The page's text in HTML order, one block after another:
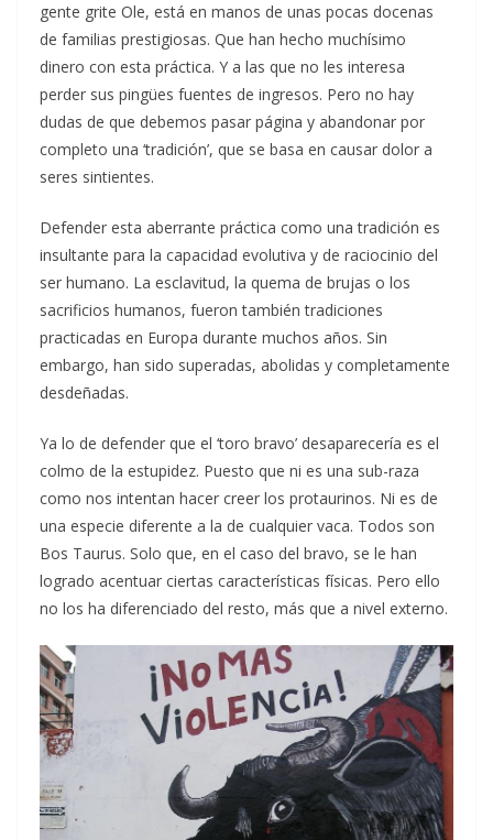
gente grite Ole, está en manos de unas pocas docenas
de familias prestigiosas. Que han hecho muchísimo
dinero con esta práctica. Y a las que no les interesa
perder sus pingües fuentes de ingresos. Pero no hay
dudas de que debemos pasar página y abandonar por
completo una ‘tradición’, que se basa en causar dolor a
seres sintientes.
Defender esta aberrante práctica como una tradición es
insultante para la capacidad evolutiva y de raciocinio del
ser humano. La esclavitud, la quema de brujas o los
sacrificios humanos, fueron también tradiciones
practicadas en Europa durante muchos años. Sin
embargo, han sido superadas, abolidas y completamente
desdeñadas.
Ya lo de defender que el ‘toro bravo’ desaparecería es el
colmo de la estupidez. Puesto que ni es una sub-raza
como nos intentan hacer creer los protaurinos. Ni es de
una especie diferente a la de cualquier vaca. Todos son
Bos Taurus. Solo que, en el caso del bravo, se le han
logrado acentuar ciertas características físicas. Pero ello
no los ha diferenciado del resto, más que a nivel externo.